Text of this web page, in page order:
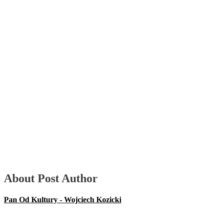
About Post Author
Pan Od Kultury - Wojciech Kozicki